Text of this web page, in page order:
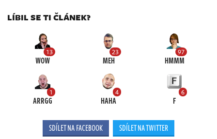
LÍBIL SE TI ČLÁNEK?
13
WOW
23
MEH
97
HMMM
1
ARRGG
4
HAHA
6
F
SDÍLET NA FACEBOOK SDÍLET NA TWITTER